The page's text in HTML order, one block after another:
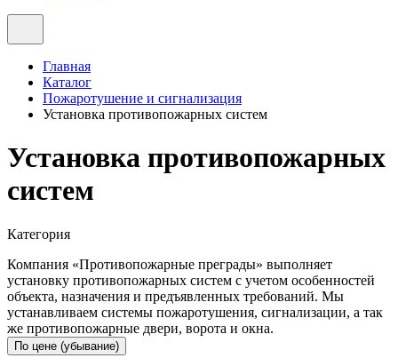
Главная
Каталог
Пожаротушение и сигнализация
Установка противопожарных систем
Установка противопожарных
систем
Категория
Компания «Противопожарные преграды» выполняет
установку противопожарных систем с учетом особенностей
объекта, назначения и предъявленных требований. Мы
устанавливаем системы пожаротушения, сигнализации, а так
же противопожарные двери, ворота и окна.
По цене (убывание)